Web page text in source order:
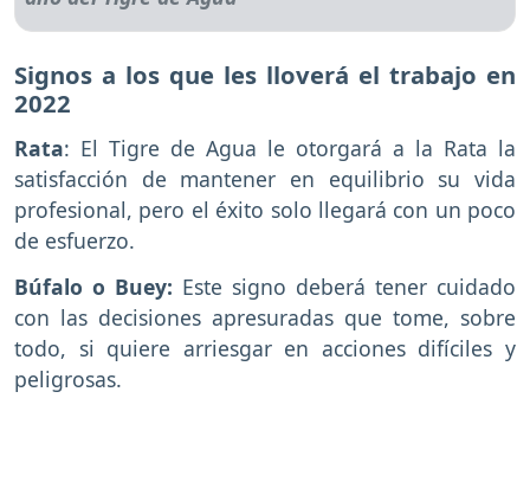
Signos a los que les lloverá el trabajo en
2022
Rata: El Tigre de Agua le otorgará a la Rata la
satisfacción de mantener en equilibrio su vida
profesional, pero el éxito solo llegará con un poco
de esfuerzo.
Búfalo o Buey: Este signo deberá tener cuidado
con las decisiones apresuradas que tome, sobre
todo, si quiere arriesgar en acciones difíciles y
peligrosas.